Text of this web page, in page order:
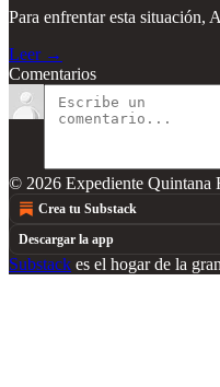
Para enfrentar esta situación,
Leer →
Comentarios
© 2026 Expediente Quintana
Crea tu Substack
Descargar la app
Substack es el hogar de la